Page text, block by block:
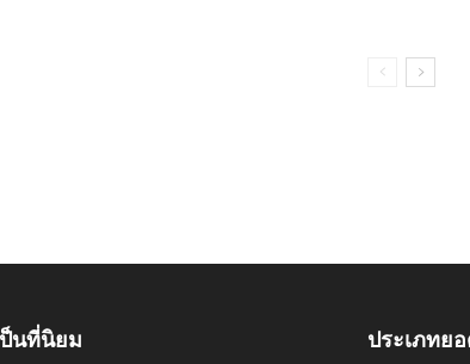
นที่นิยม ประเภทย